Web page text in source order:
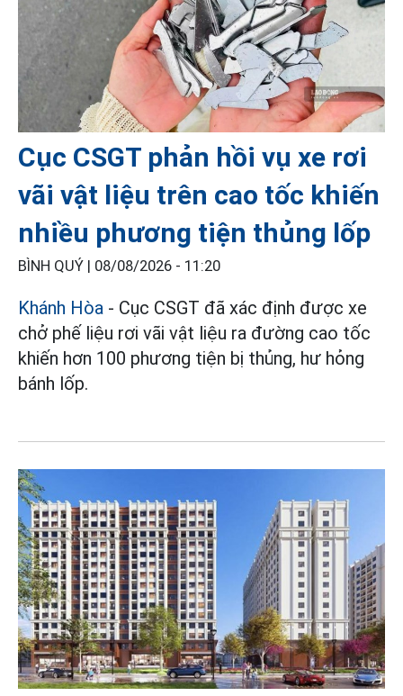
Cục CSGT phản hồi vụ xe rơi
vãi vật liệu trên cao tốc khiến
nhiều phương tiện thủng lốp
BÌNH QUÝ | 08/08/2026 - 11:20
Khánh Hòa - Cục CSGT đã xác định được xe
chở phế liệu rơi vãi vật liệu ra đường cao tốc
khiến hơn 100 phương tiện bị thủng, hư hỏng
bánh lốp.